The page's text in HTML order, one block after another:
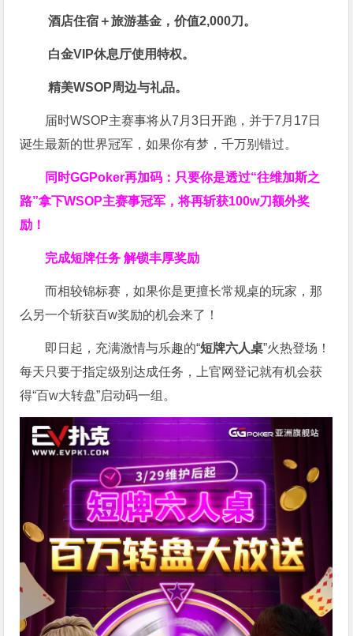
酒店住宿＋旅游基金，价值2,000刀。
白金VIP休息厅使用特权。
精美WSOP周边与礼品。
届时WSOP主赛事将从7月3日开跑，并于7月17日
诞生最新的世界冠军，如果你有梦，千万别错过。
同时GGPoker再加码：只要你是透过“往维加斯之
路”拿下WSOP主赛事冠军，将再斩获100w刀额外奖
励！
完成短牌任务 解锁丰厚奖励
而相较锦标赛，如果你是更擅长常规桌的玩家，那
么另一个斩获百w奖励的机会来了！
即日起，充满激情与乐趣的“短牌六人桌”火热登场！
每天只要于指定级别达成任务，上官网登记就有机会获
得“百w大转盘”启动码一组。